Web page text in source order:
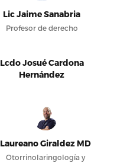
Lic Jaime Sanabria
Profesor de derecho
Lcdo Josué Cardona
Hernández
Laureano Giraldez MD
Otorrinolaringología y